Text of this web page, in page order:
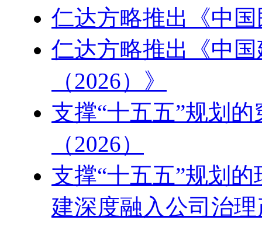
仁达方略推出《中
仁达方略推出《中
（2026）》
支撑“十五五”规划
（2026）
支撑“十五五”规划
建深度融入公司治